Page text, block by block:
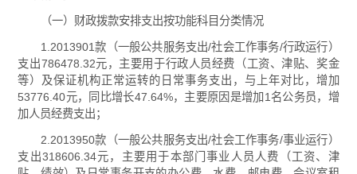
（一）财政拨款安排支出按功能科目分类情况
1.2013901款（一般公共服务支出/社会工作事务/行政运行）
支出786478.32元，主要用于行政人员经费（工资、津贴、奖金
等）及保证机构正常运转的日常事务支出，与上年对比，增加
53776.40元，同比增长47.64%，主要原因是增加1名公务员，增
加人员经费支出；
2.2013950款（一般公共服务支出/社会工作事务/事业运行）
支出318606.34元，主要用于本部门事业人员人费（工资、津